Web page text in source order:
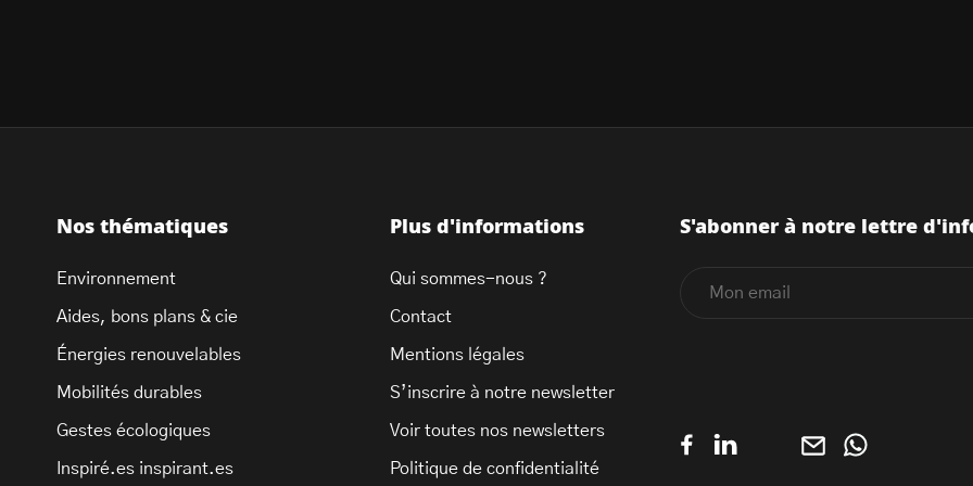
Nos thématiques
Environnement
Aides, bons plans & cie
Énergies renouvelables
Mobilités durables
Gestes écologiques
Inspiré.es inspirant.es
Plus d'informations
Qui sommes-nous ?
Contact
Mentions légales
S’inscrire à notre newsletter
Voir toutes nos newsletters
Politique de confidentialité
S'abonner à notre lettre